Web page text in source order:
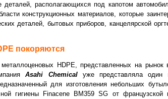
располагающихся под капотом
конструкционных материалов, которые
деталей, бытовых приборов, канцелярской
покоряются
HDPE, представленных на рынок
Asahi Chemicalуже представляла один
для изготовления небольших
гигиены Finacene BM359 SG от французской